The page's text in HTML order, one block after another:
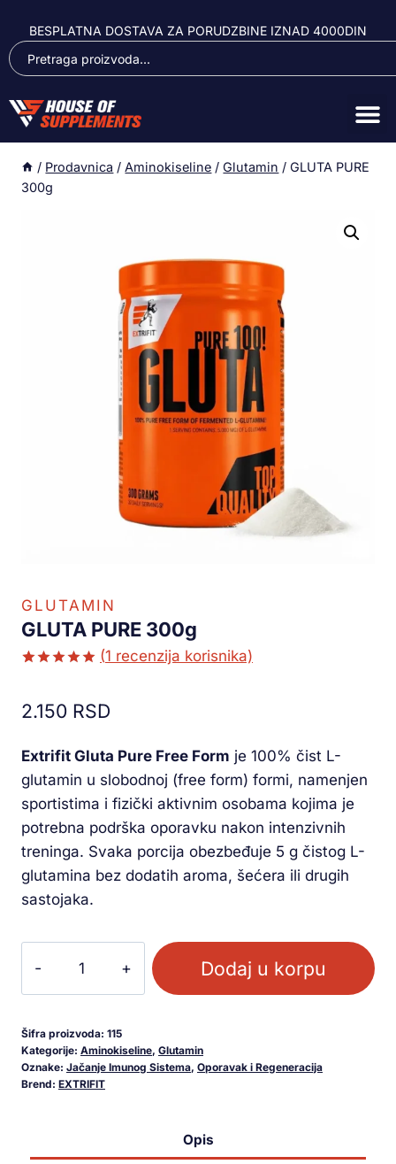
BESPLATNA DOSTAVA ZA PORUDZBINE IZNAD 4000DIN
/ Prodavnica / Aminokiseline / Glutamin / GLUTA PURE
300g
GLUTAMIN
GLUTA PURE 300g
na osnovu
ocene
(1 recenzija korisnika)
2.150 RSD
Extrifit Gluta Pure Free Form je 100% čist L-
glutamin u slobodnoj (free form) formi, namenjen
sportistima i fizički aktivnim osobama kojima je
potrebna podrška oporavku nakon intenzivnih
treninga. Svaka porcija obezbeđuje 5 g čistog L-
glutamina bez dodatih aroma, šećera ili drugih
sastojaka.
Dodaj u korpu
Šifra proizvoda: 115
Kategorije: Aminokiseline, Glutamin
Oznake: Jačanje Imunog Sistema, Oporavak i Regeneracija
Brend: EXTRIFIT
Opis